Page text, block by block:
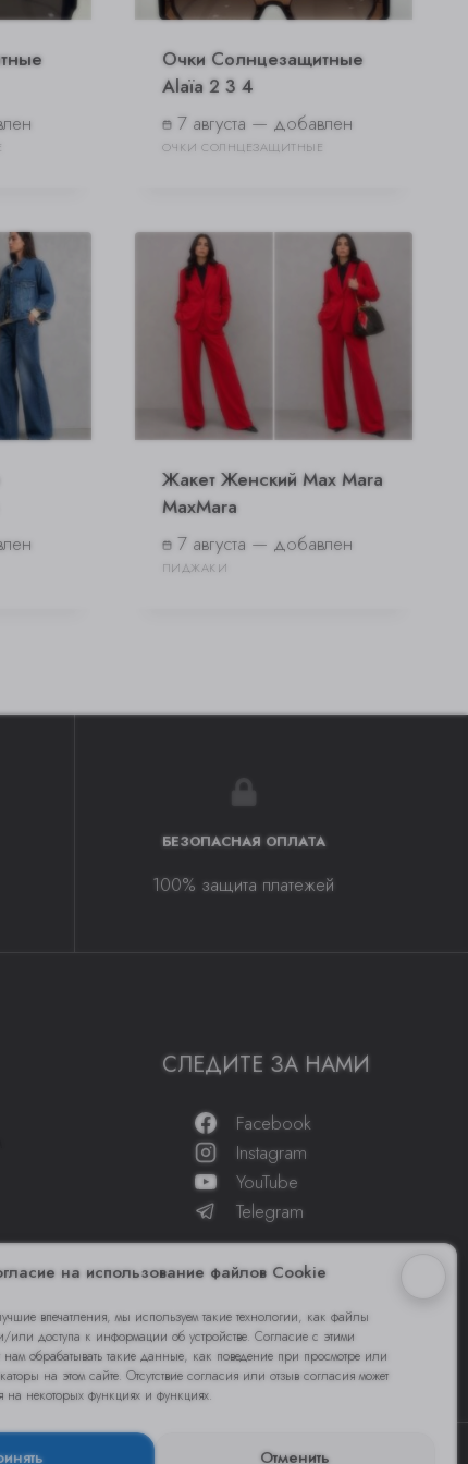
на использование файлов Cookie
впечатления, мы используем такие технологии, как файлы
доступа к информации об устройстве. Согласие с этими
нам обрабатывать такие данные, как поведение при просмотре или
на этом сайте. Отсутствие согласия или отзыв согласия может
на некоторых функциях и функциях.
Отменить
Очки Солнцезащитные
Alaïa 2 3 4
7 августа — добавлен
ОЧКИ СОЛНЦЕЗАЩИТНЫЕ
Жакет Женский Max Mara
MaxMara
7 августа — добавлен
ПИДЖАКИ
БЕЗОПАСНАЯ ОПЛАТА
100% защита платежей
СЛЕДИТЕ ЗА НАМИ
Facebook
Instagram
YouTube
Telegram